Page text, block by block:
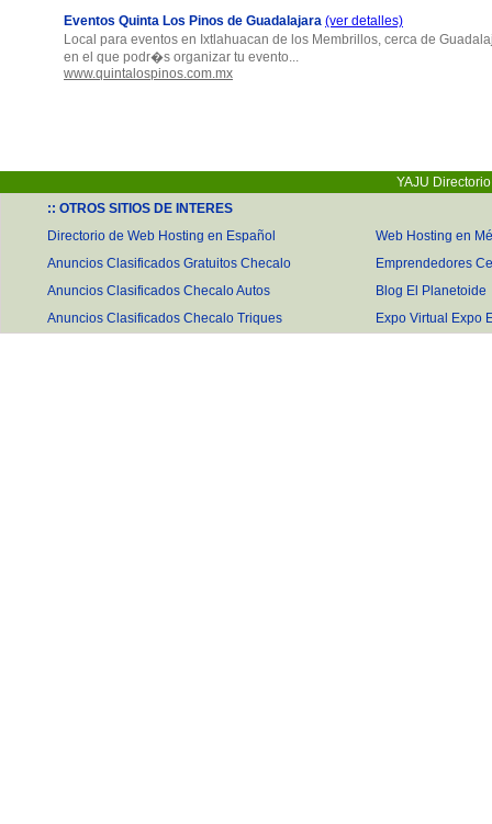
Eventos Quinta Los Pinos de Guadalajara (ver detalles)
Local para eventos en Ixtlahuacan de los Membrillos, cerca de
en el que podr�s organizar tu evento...
www.quintalospinos.com.mx
YAJU
:: OTROS SITIOS DE INTERES
Directorio de Web Hosting en Español
Web Hosting en
Anuncios Clasificados Gratuitos Checalo
Emprendedores
Anuncios Clasificados Checalo Autos
Blog El Planetoide
Anuncios Clasificados Checalo Triques
Expo Virtual Expo